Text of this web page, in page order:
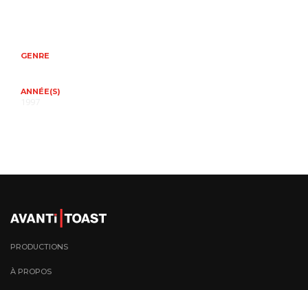
GENRE
ANNÉE(S)
PRODUCTIONS
À PROPOS